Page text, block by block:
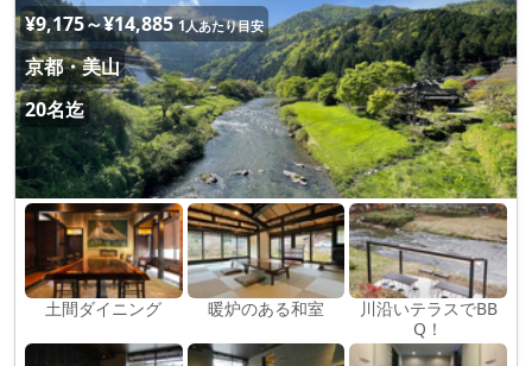
¥9,175～¥14,885 1人あたり目安
京都・美山
20名迄
土間ダイニング 暖炉のある和室
川沿いテラスでBB
Q！